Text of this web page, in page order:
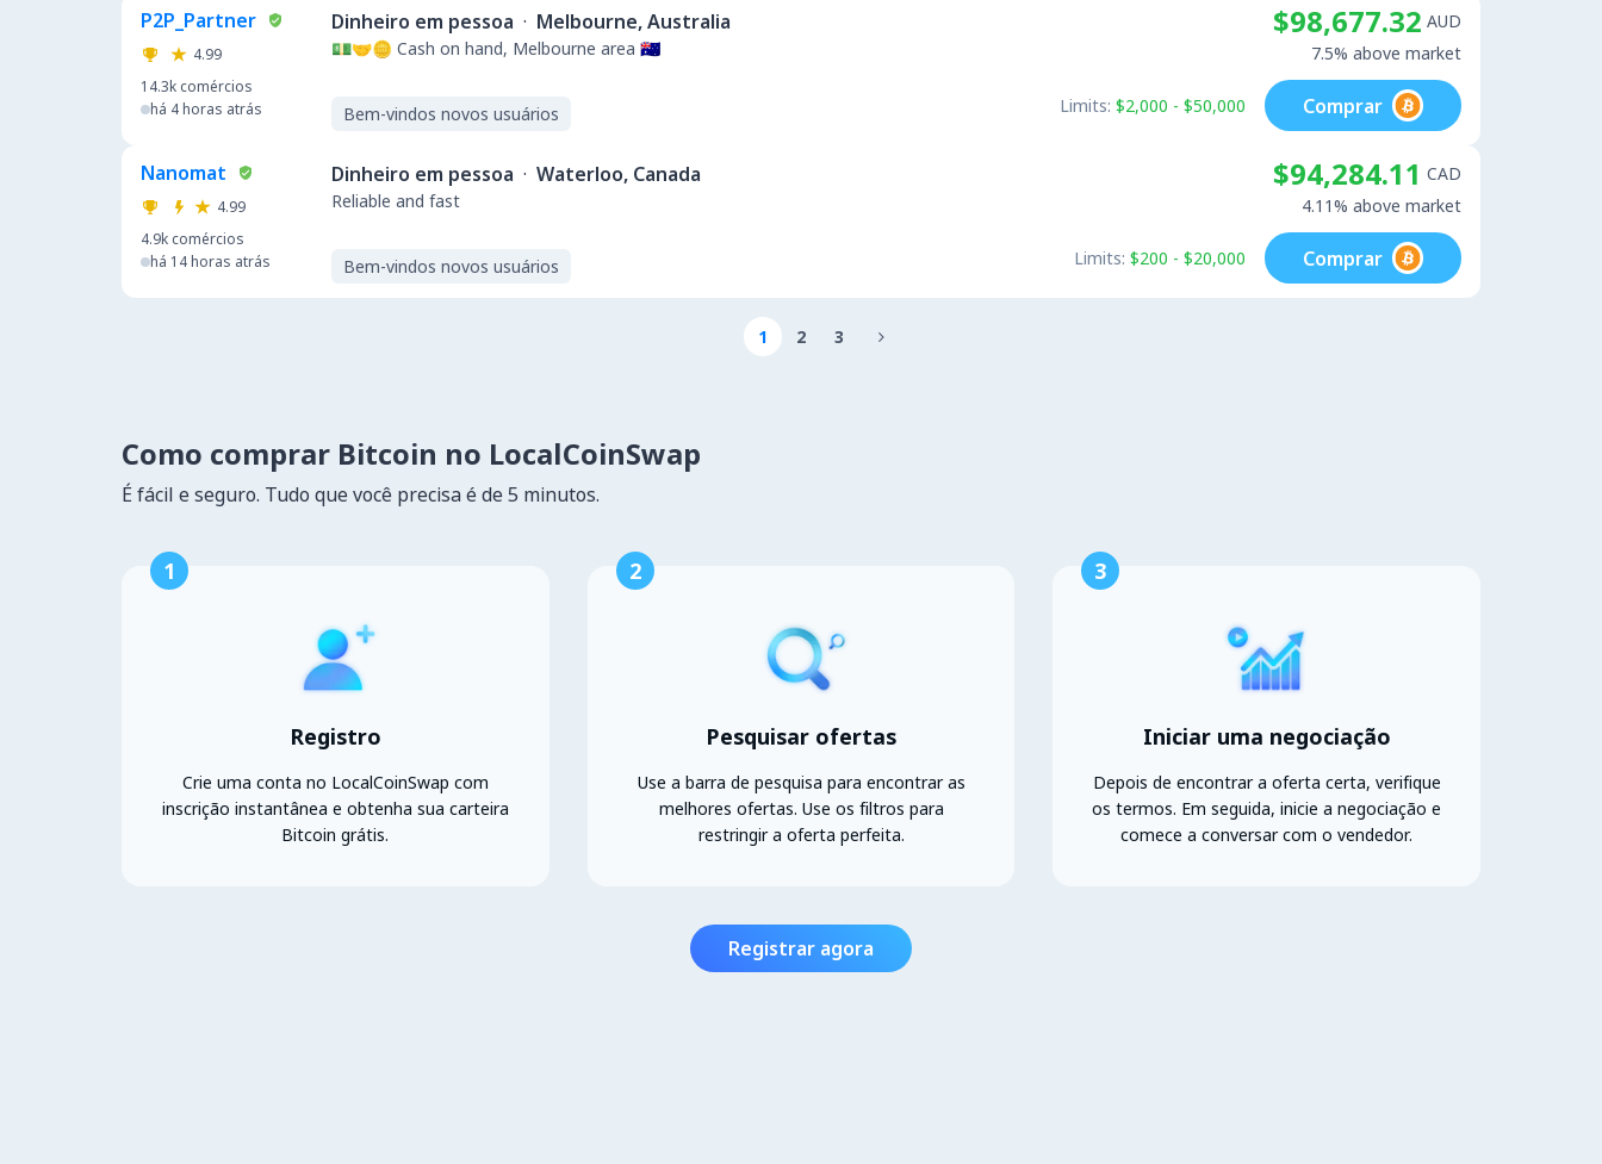
P2P_Partner
4.99
14.3k comércios
há 4 horas atrás
Dinheiro em pessoa · Melbourne, Australia
💵🤝🪙 Cash on hand, Melbourne area 🇦🇺
Bem-vindos novos usuários
$98,677.32 AUD
7.5% above market
Limits: $2,000 - $50,000 Comprar
Nanomat
4.99
4.9k comércios
há 14 horas atrás
Dinheiro em pessoa · Waterloo, Canada
Reliable and fast
Bem-vindos novos usuários
$94,284.11 CAD
4.11% above market
Limits: $200 - $20,000 Comprar
1 2 3 
Como comprar Bitcoin no LocalCoinSwap
É fácil e seguro. Tudo que você precisa é de 5 minutos.
1
Registro
Crie uma conta no LocalCoinSwap com
inscrição instantânea e obtenha sua carteira
Bitcoin grátis.
2
Pesquisar ofertas
Use a barra de pesquisa para encontrar as
melhores ofertas. Use os filtros para
restringir a oferta perfeita.
3
Iniciar uma negociação
Depois de encontrar a oferta certa, verifique
os termos. Em seguida, inicie a negociação e
comece a conversar com o vendedor.
Registrar agora